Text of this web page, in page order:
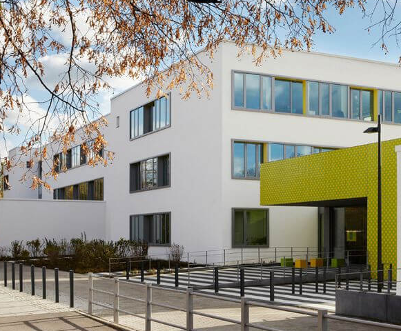
NEUIGKEITEN AUS DEM
SCHULLEBEN
TERMINE IM SCHULJAHR
SCHULVIDEO
SCHULLEITUNG
SEKRETARIAT
KOLLEGIUM
MUSIK
SPORT
SCHULGARTEN
WEITERE
ARBEITSGEMEINSCHAFTEN
UNTERSTÜTZTE KOMMUNIKATION